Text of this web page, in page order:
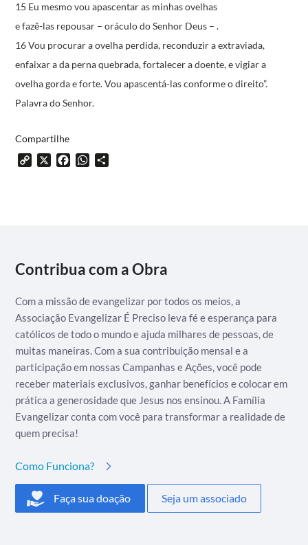
15 Eu mesmo vou apascentar as minhas ovelhas
e fazê-las repousar – oráculo do Senhor Deus – .
16 Vou procurar a ovelha perdida, reconduzir a extraviada,
enfaixar a da perna quebrada,fortalecer a doente, e vigiar a
ovelha gorda e forte.Vou apascentá-las conforme o direito”.
Palavra do Senhor.
Compartilhe
Copy X FacebookWhatsApp
Contribua com a Obra
Com a missão de evangelizar por todos os meios, a
Associação Evangelizar É Preciso leva fé e esperança para
católicos de todo o mundo e ajuda milhares de pessoas, de
muitas maneiras. Com a sua contribuição mensal e a
participação em nossas Campanhas e Ações, você pode
receber materiais exclusivos, ganhar benefícios e colocar em
prática a generosidade que Jesus nos ensinou. A Família
Evangelizar conta com você para transformar a realidade de
quem precisa!
Como Funciona?
Faça sua doação Seja um associado